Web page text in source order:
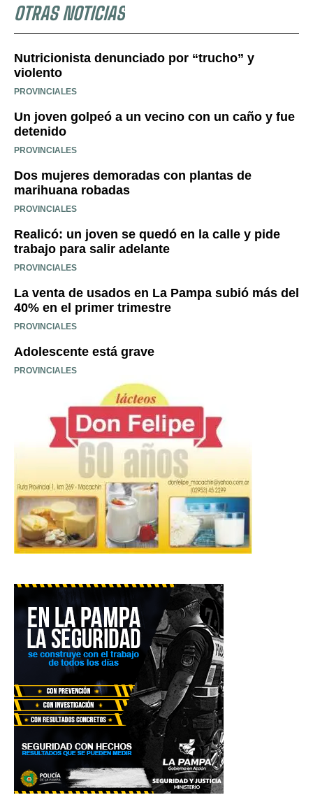
OTRAS NOTICIAS
Nutricionista denunciado por “trucho” y
violento
PROVINCIALES
Un joven golpeó a un vecino con un caño y fue
detenido
PROVINCIALES
Dos mujeres demoradas con plantas de
marihuana robadas
PROVINCIALES
Realicó: un joven se quedó en la calle y pide
trabajo para salir adelante
PROVINCIALES
La venta de usados en La Pampa subió más del
40% en el primer trimestre
PROVINCIALES
Adolescente está grave
PROVINCIALES